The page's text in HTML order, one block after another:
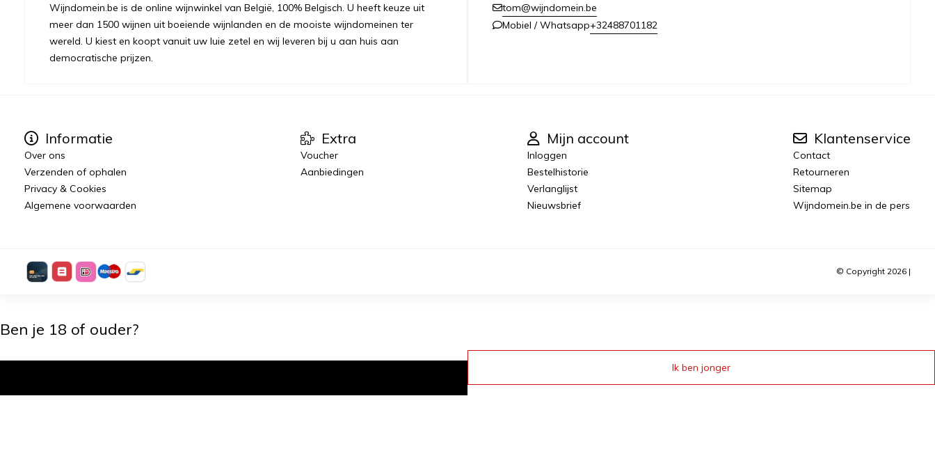
Wijndomein.be is de online wijnwinkel van België, 100% Belgisch. U heeft keuze uit
meer dan 1500 wijnen uit boeiende wijnlanden en de mooiste wijndomeinen ter
wereld. U kiest en koopt vanuit uw luie zetel en wij leveren bij u aan huis aan
democratische prijzen.
tom@wijndomein.be
Mobiel / Whatsapp+32488701182
Informatie
Over ons
Verzenden of ophalen
Privacy & Cookies
Algemene voorwaarden
Extra
Voucher
Aanbiedingen
Mijn account
Inloggen
Bestelhistorie
Verlanglijst
Nieuwsbrief
Klantenservice
Contact
Retourneren
Sitemap
Wijndomein.be in de pers
© Copyright 2026 |
Ben je 18 of ouder?
Ik ben jonger